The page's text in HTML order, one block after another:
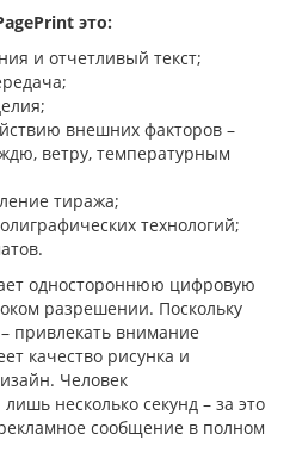
это:
и отчетливый текст;
внешних факторов –
ветру, температурным
тиража;
технологий;
одностороннюю цифровую
разрешении. Поскольку
привлекать внимание
качество рисунка и
Человек
несколько секунд – за это
сообщение в полном